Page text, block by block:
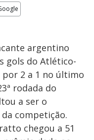
argentino
gols do Atlético-
por 2 a 1 no último
rodada do
a ser o
competição.
chegou a 51